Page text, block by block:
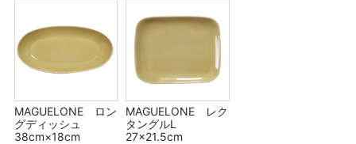
MAGUELONE ロン
グディッシュ
38cm×18cm
MAGUELONE レク
タングルL
27×21.5cm